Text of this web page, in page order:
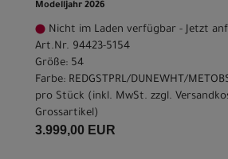
Modelljahr 2026
Nicht im Laden verfügbar - Jetzt
Art.Nr. 94423-5154
Größe: 54
Farbe: REDGSTPRL/DUNEWHT/
pro Stück (inkl. MwSt. zzgl.
Grossartikel)
3.999,00 EUR